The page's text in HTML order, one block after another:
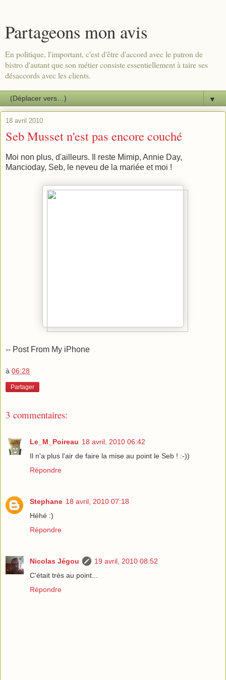
Partageons mon avis
En politique, l'important, c'est d'être d'accord avec le patron de
bistro d'autant que son métier consiste essentiellement à taire ses
désaccords avec les clients.
▼
18 avril 2010
Seb Musset n'est pas encore couché
Moi non plus, d'ailleurs. Il reste Mimip, Annie Day,
Mancioday, Seb, le neveu de la mariée et moi !
-- Post From My iPhone
à 06:28
Partager
3 commentaires:
Le_M_Poireau 18 avril, 2010 06:42
Il n'a plus l'air de faire la mise au point le Seb ! :-))
Répondre
Stephane 18 avril, 2010 07:18
Héhé :)
Répondre
Nicolas Jégou
19 avril, 2010 08:52
C'était très au point...
Répondre